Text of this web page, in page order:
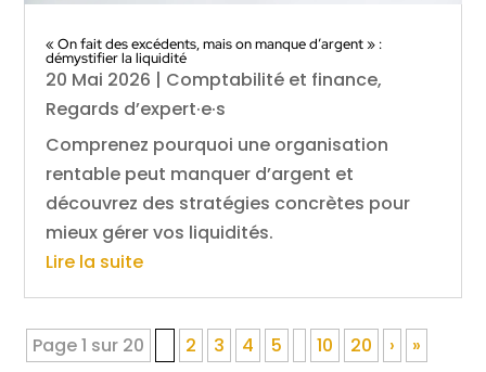
« On fait des excédents, mais on manque d’argent » :
démystifier la liquidité
20 Mai 2026 | Comptabilité et finance,
Regards d’expert·e·s
Comprenez pourquoi une organisation
rentable peut manquer d’argent et
découvrez des stratégies concrètes pour
mieux gérer vos liquidités.
Lire la suite
Page 1 sur 20 2 3 4 5 10 20 › »